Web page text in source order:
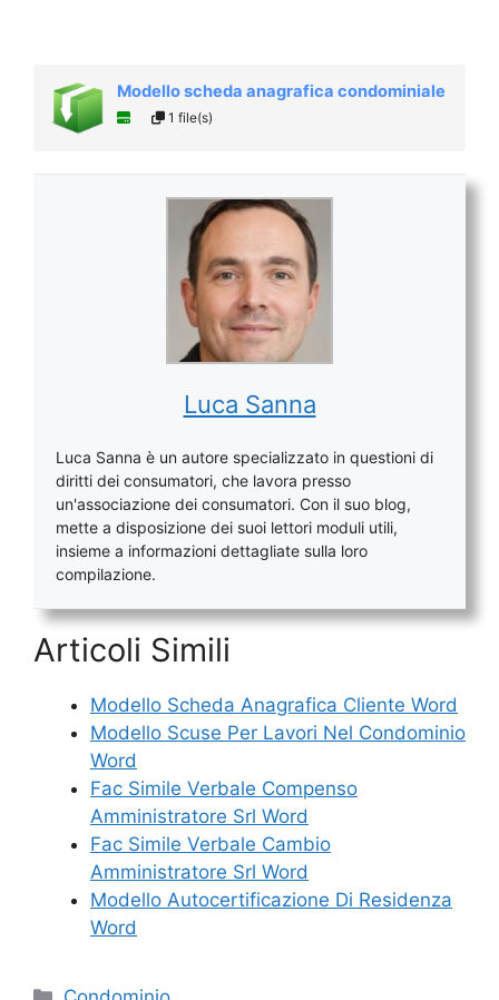
Modello scheda anagrafica condominiale
1 file(s)
Luca Sanna
Luca Sanna è un autore specializzato in questioni di
diritti dei consumatori, che lavora presso
un'associazione dei consumatori. Con il suo blog,
mette a disposizione dei suoi lettori moduli utili,
insieme a informazioni dettagliate sulla loro
compilazione.
Articoli Simili
Modello Scheda Anagrafica Cliente Word
Modello Scuse Per Lavori Nel Condominio
Word
Fac Simile Verbale Compenso
Amministratore Srl Word
Fac Simile Verbale Cambio
Amministratore Srl Word
Modello Autocertificazione Di Residenza
Word
Categorie